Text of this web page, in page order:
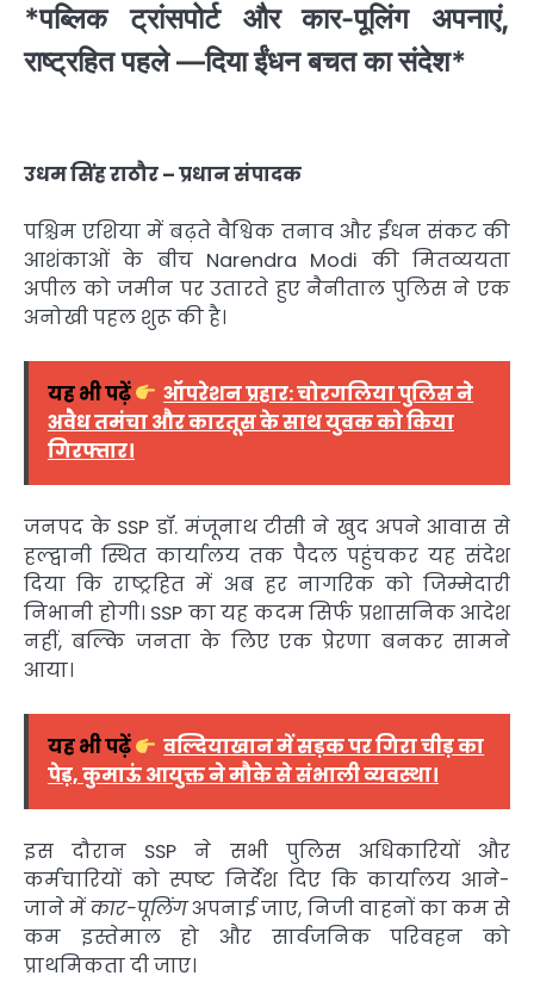
*पब्लिक ट्रांसपोर्ट और कार-पूलिंग अपनाएं,
राष्ट्रहित पहले —दिया ईंधन बचत का संदेश*
उधम सिंह राठौर – प्रधान संपादक
पश्चिम एशिया में बढ़ते वैश्विक तनाव और ईंधन संकट की
आशंकाओं के बीच Narendra Modi की मितव्ययता
अपील को जमीन पर उतारते हुए नैनीताल पुलिस ने एक
अनोखी पहल शुरू की है।
यह भी पढ़ें
ऑपरेशन प्रहार: चोरगलिया पुलिस ने
अवैध तमंचा और कारतूस के साथ युवक को किया
गिरफ्तार।
जनपद के SSP डॉ. मंजूनाथ टीसी ने खुद अपने आवास से
हल्द्वानी स्थित कार्यालय तक पैदल पहुंचकर यह संदेश
दिया कि राष्ट्रहित में अब हर नागरिक को जिम्मेदारी
निभानी होगी। SSP का यह कदम सिर्फ प्रशासनिक आदेश
नहीं, बल्कि जनता के लिए एक प्रेरणा बनकर सामने
आया।
यह भी पढ़ें
वल्दियाखान में सड़क पर गिरा चीड़ का
पेड़, कुमाऊं आयुक्त ने मौके से संभाली व्यवस्था।
इस दौरान SSP ने सभी पुलिस अधिकारियों और
कर्मचारियों को स्पष्ट निर्देश दिए कि कार्यालय आने-
जाने मेंकार-पूलिंगअपनाई जाए, निजी वाहनों का कम से
कम इस्तेमाल हो और सार्वजनिक परिवहन को
प्राथमिकता दी जाए।